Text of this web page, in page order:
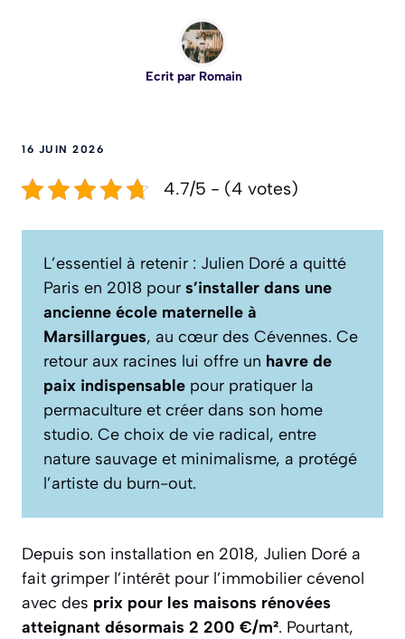
Ecrit par Romain
16 JUIN 2026
4.7/5 - (4 votes)
L’essentiel à retenir : Julien Doré a quitté
Paris en 2018 pour s’installer dans une
ancienne école maternelle à
Marsillargues, au cœur des Cévennes. Ce
retour aux racines lui offre un havre de
paix indispensable pour pratiquer la
permaculture et créer dans son home
studio. Ce choix de vie radical, entre
nature sauvage et minimalisme, a protégé
l’artiste du burn-out.
Depuis son installation en 2018, Julien Doré a
fait grimper l’intérêt pour l’immobilier cévenol
avec des prix pour les maisons rénovées
atteignant désormais 2 200 €/m². Pourtant,